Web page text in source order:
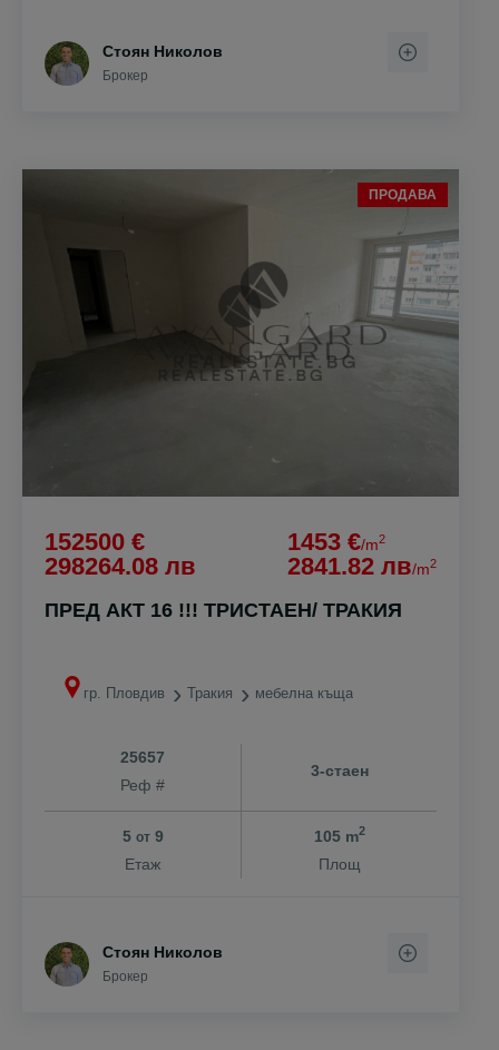
Стоян Николов
Брокер
ПРОДАВА
152500 €
298264.08 лв
1453 €/m2
2841.82 лв/m2
ПРЕД АКТ 16 !!! ТРИСТАЕН/ ТРАКИЯ
гр. Пловдив Тракия мебелна къща
25657
Реф #
3-стаен
5 от9
Етаж
105 m2
Площ
Стоян Николов
Брокер